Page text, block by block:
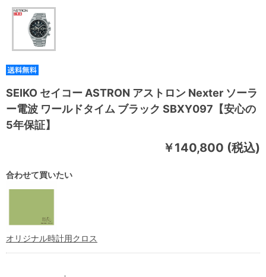
SEIKO セイコー ASTRON アストロン Nexter ソーラ
ー電波 ワールドタイム ブラック SBXY097【安心の
5年保証】
￥140,800 (税込)
合わせて買いたい
オリジナル時計用クロス